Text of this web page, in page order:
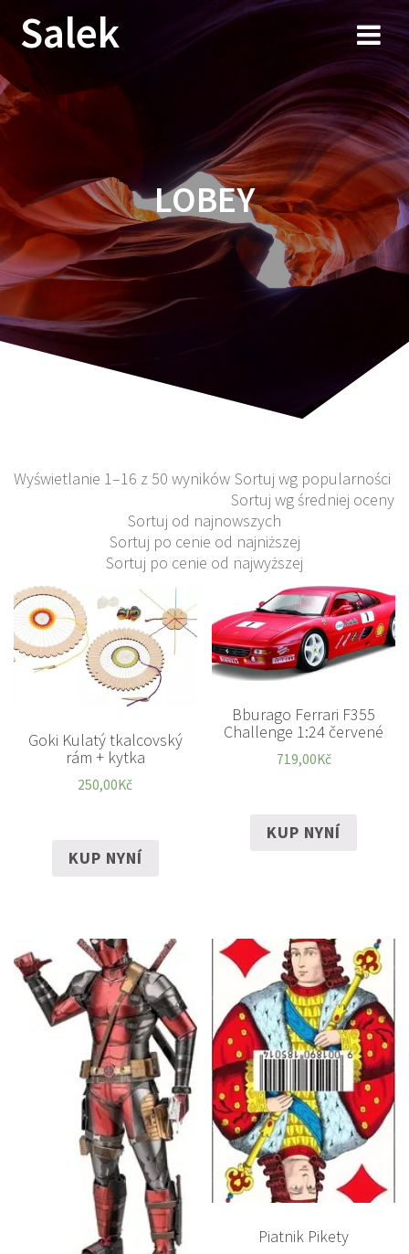
Przejdź
do
Salek
LOBEY
Wyświetlanie 1–16 z 50 wyników Sortuj wg popularności
Sortuj wg średniej oceny
Sortuj od najnowszych
Sortuj po cenie od najniższej
Sortuj po cenie od najwyższej
Goki Kulatý tkalcovský
rám + kytka
250,00Kč
KUP NYNÍ
Bburago Ferrari F355
Challenge 1:24 červené
719,00Kč
KUP NYNÍ
Piatnik Pikety